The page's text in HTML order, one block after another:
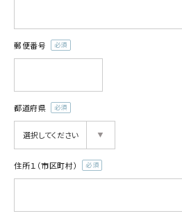
郵便番号
(必
都道府県
(必
須)
住所１（市区町村）
(必